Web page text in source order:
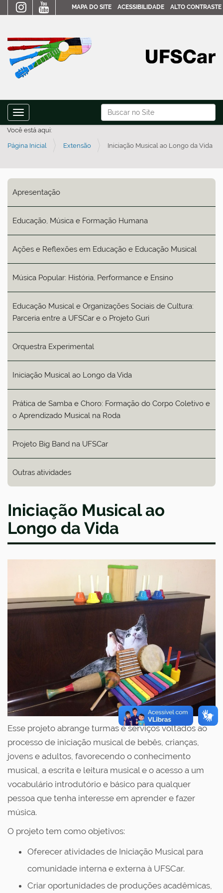
Busca
Busca Avançada…
MAPA DO SITE ACESSIBILIDADE ALTO CONTRASTE
Toggle navigation
Você está aqui:
Página Inicial Extensão Iniciação Musical ao Longo da Vida
Apresentação
Educação, Música e Formação Humana
Ações e Reflexões em Educação e Educação Musical
Música Popular: História, Performance e Ensino
Educação Musical e Organizações Sociais de Cultura:
Parceria entre a UFSCar e o Projeto Guri
Orquestra Experimental
Iniciação Musical ao Longo da Vida
Prática de Samba e Choro: Formação do Corpo Coletivo e
o Aprendizado Musical na Roda
Projeto Big Band na UFSCar
Outras atividades
Iniciação Musical ao
Longo da Vida
Esse projeto abrange turmas e serviços voltados ao
processo de iniciação musical de bebês, crianças,
jovens e adultos, favorecendo o conhecimento
musical, a escrita e leitura musical e o acesso a um
vocabulário introdutório e básico para qualquer
pessoa que tenha interesse em aprender e fazer
música.
O projeto tem como objetivos:
Oferecer atividades de Iniciação Musical para
comunidade interna e externa à UFSCar.
Criar oportunidades de produções acadêmicas,